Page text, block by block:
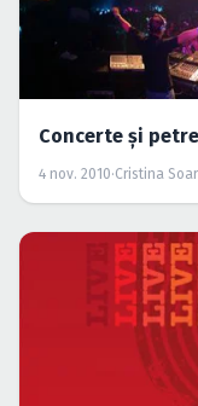
Concerte şi
4 nov. 2010·Cristina